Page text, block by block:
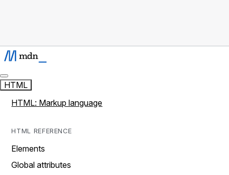
HTML
HTML: Markup language
HTML REFERENCE
Elements
Global attributes